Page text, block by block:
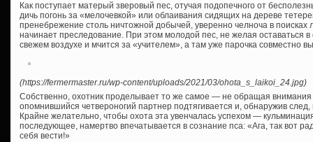
Как поступает матерый зверовый пес, отучая подопечного от
дичь погонь за «мелочевкой» или облаивания сидящих на дереве
пренебрежение столь ничтожной добычей, уверенно челноча в поисках
начинает преследование. При этом молодой пес, не желая оставаться
свежем воздухе и мчится за «учителем», а там уже парочка совместно
(https://fermermaster.ru/wp-content/uploads/2021/03/ohota_s_laikoi_24.jpg)
Собственно, охотник проделывает то же самое — не обращая
опомнившийся четвероногий партнер подтягивается и, обнаружив
Крайне желательно, чтобы охота эта увенчалась успехом —
последующее, намертво впечатывается в сознание пса: «Ага, так вот
себя вести!»